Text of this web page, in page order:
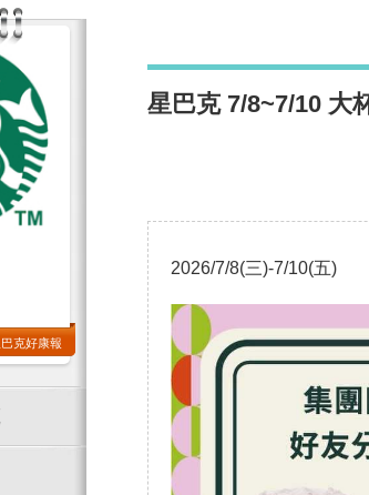
克好康報
星巴克 7/8~7/10 大
2026/7/8(三)-7/10(五)